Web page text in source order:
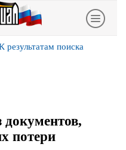
результатам поиска
потери